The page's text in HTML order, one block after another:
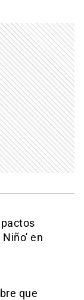
en
que